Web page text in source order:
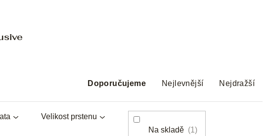
z
e
n
Doporučujeme Nejlevnější Nejdražší
Velikost prstenu
Na skladě
1